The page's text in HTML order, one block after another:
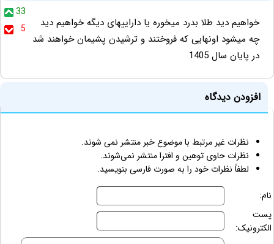
33
5
خواهیم دید طلا بدرد میخوره یا داراییهای دیگه خواهیم دید
چه میشود اونهایی که فروختند و ترشیدن پشیمان خواهند شد
در پایان سال 1405
افزودن دیدگاه
نظرات غیر مرتبط با موضوع خبر منتشر نمی شوند.
نظرات حاوی توهین و افترا منتشر نمی‌شوند.
لطفاً نظرات خود را به صورت فارسی بنویسید.
نام:
پست
الکترونیک: